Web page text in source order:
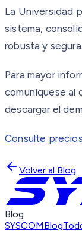
La Universidad
sistema,
robusta y segura.
Para mayor
comuníquese al
descargar el
Consulte
Volver al Blog
Blog
SYSCOMBlog